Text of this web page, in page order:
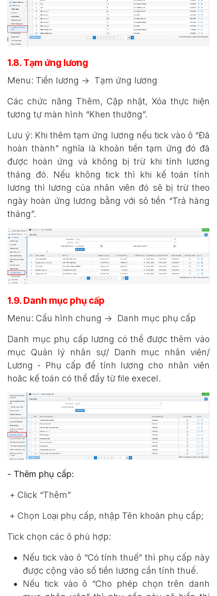
1.8. Tạm ứng lương
Menu: Tiền lương -> Tạm ứng lương
Các chức năng Thêm, Cập nhật, Xóa thực hiện
tương tự màn hình “Khen thưởng”.
Lưu ý: Khi thêm tạm ứng lương nếu tick vào ô “Đã
hoàn thành” nghĩa là khoản tiền tạm ứng đó đã
được hoàn ứng và không bị trừ khi tính lương
tháng đó. Nếu không tick thì khi kế toán tính
lương thì lương của nhân viên đó sẽ bị trừ theo
ngày hoàn ứng lương bằng với sô tiền “Trả hàng
tháng”.
1.9. Danh mục phụ cấp
Menu: Cấu hình chung -> Danh mục phụ cấp
Danh mục phụ cấp lương có thể được thêm vào
mục Quản lý nhân sự/ Danh mục nhân viên/
Lương - Phụ cấp để tính lương cho nhân viên
hoăc kế toán có thể đẩy từ file execel.
- Thêm phụ cấp:
+ Click “Thêm”
+ Chọn Loại phụ cấp, nhập Tên khoản phụ cấp;
Tick chọn các ô phù hợp:
Nếu tick vào ô “Có tính thuế” thì phụ cấp này
được cộng vào số tiền lương cần tính thuế.
Nếu tick vào ô “Cho phép chọn trên danh